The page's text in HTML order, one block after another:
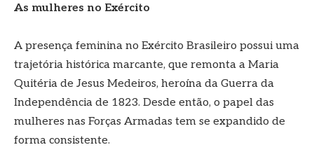
As mulheres no Exército
A presença feminina no Exército Brasileiro possui uma
trajetória histórica marcante, que remonta a Maria
Quitéria de Jesus Medeiros, heroína da Guerra da
Independência de 1823. Desde então, o papel das
mulheres nas Forças Armadas tem se expandido de
forma consistente.